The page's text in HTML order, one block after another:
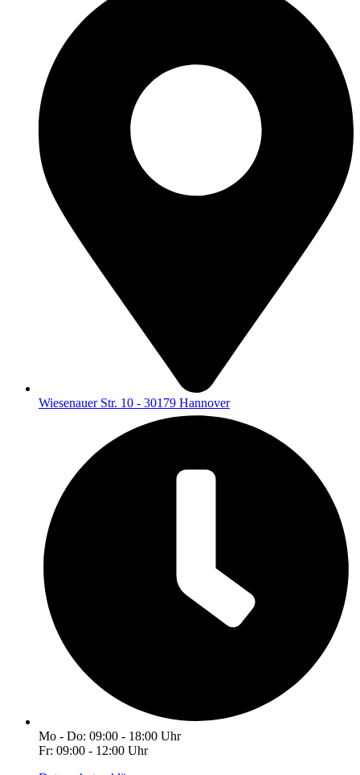
Wiesenauer Str. 10 - 30179 Hannover
Mo - Do: 09:00 - 18:00 Uhr
Fr: 09:00 - 12:00 Uhr